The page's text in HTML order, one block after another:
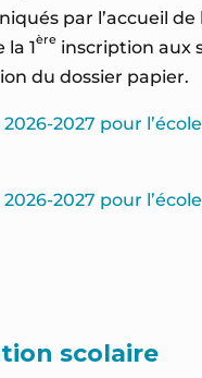
par l’accueil de
la 1èreinscription aux
du dossier papier.
2027 pour l’école
2027 pour
scolaire